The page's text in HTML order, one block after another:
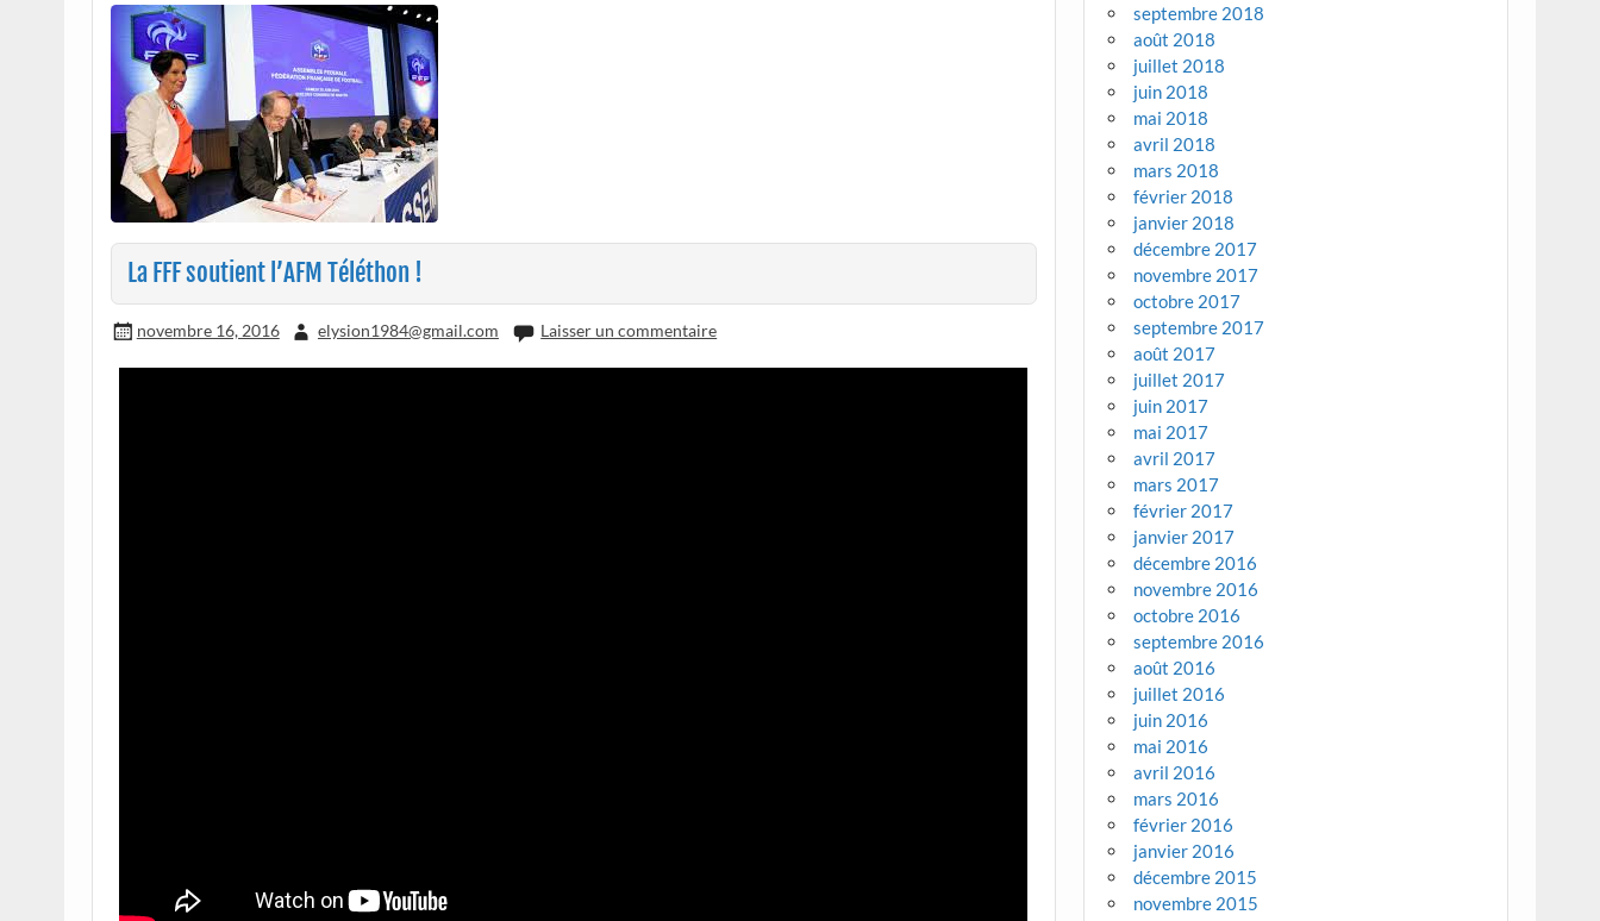
La FFF soutient l’AFM Téléthon !
novembre 16, 2016 elysion1984@gmail.com Laisser un commentaire
septembre 2018
août 2018
juillet 2018
juin 2018
mai 2018
avril 2018
mars 2018
février 2018
janvier 2018
décembre 2017
novembre 2017
octobre 2017
septembre 2017
août 2017
juillet 2017
juin 2017
mai 2017
avril 2017
mars 2017
février 2017
janvier 2017
décembre 2016
novembre 2016
octobre 2016
septembre 2016
août 2016
juillet 2016
juin 2016
mai 2016
avril 2016
mars 2016
février 2016
janvier 2016
décembre 2015
novembre 2015